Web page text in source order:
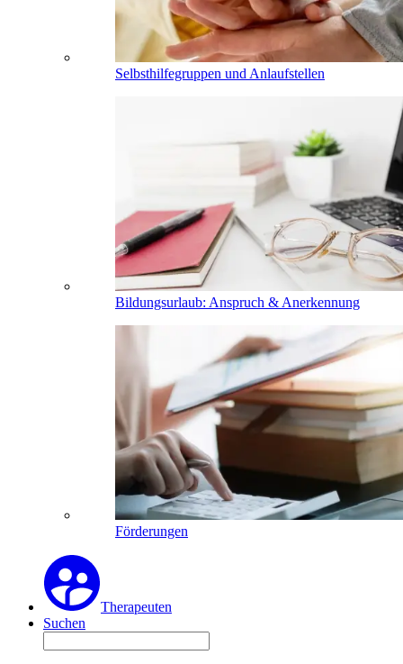
Selbsthilfegruppen und Anlaufstellen
Bildungsurlaub: Anspruch & Anerkennung
Förderungen
Therapeuten
Suchen